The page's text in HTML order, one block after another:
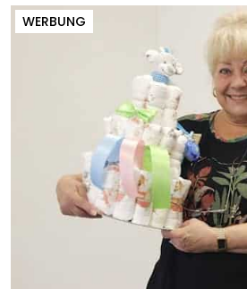
WERBUNG